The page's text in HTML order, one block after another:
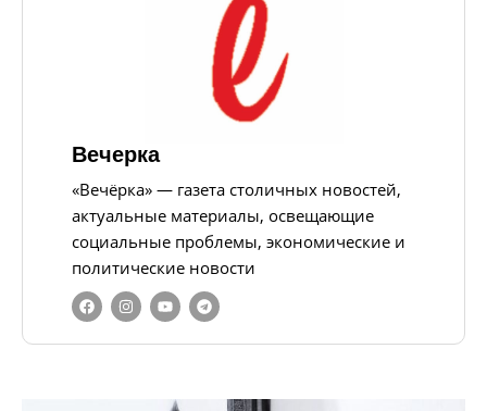
Вечерка
«Вечёрка» — газета столичных новостей,
актуальные материалы, освещающие
социальные проблемы, экономические и
политические новости